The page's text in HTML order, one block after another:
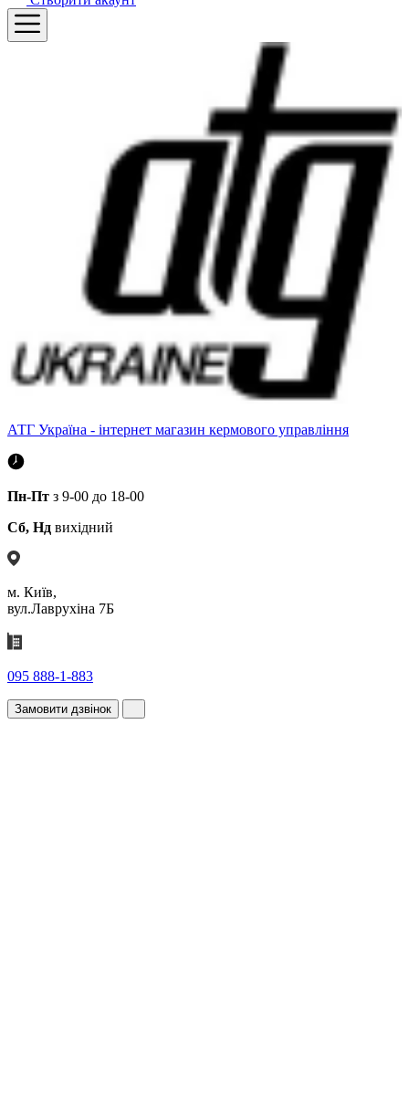
АТГ Україна - інтернет магазин кермового управління
Пн-Пт з 9-00 до 18-00
Сб, Нд вихідний
м. Київ,
вул.Лаврухіна 7Б
095 888-1-883
Замовити дзвінок